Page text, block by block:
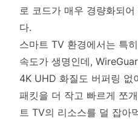
로 코드가 매우 경량화되
다.
스마트 TV 환경에서는 특
속도가 생명인데,
4K UHD 화질도 버퍼링 없
패킷을 더 작고 빠르게 쪼
트 TV의 리소스를 덜 잡아